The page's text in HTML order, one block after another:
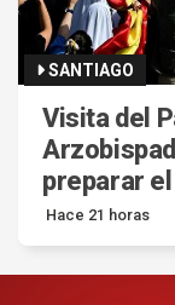
SANTIAGO
Visita del
preparar
Santo
Hace 21 horas